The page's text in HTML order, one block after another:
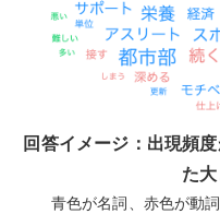
回答イメージ：出現頻
た
青色が名詞、赤色が動